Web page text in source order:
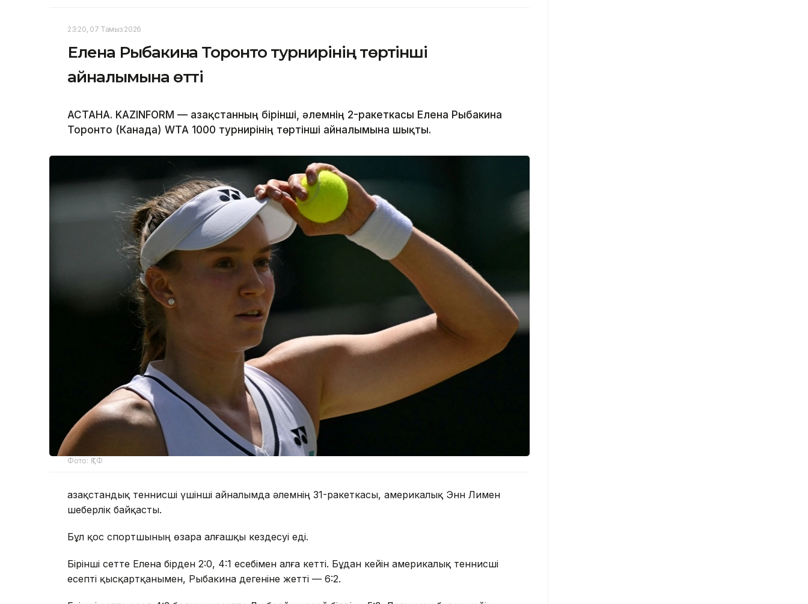
23:20, 07 Тамыз 2026
Елена Рыбакина Торонто турнирінің төртінші
айналымына өтті
АСТАНА. KAZINFORM — Қазақстанның бірінші, әлемнің 2-ракеткасы Елена Рыбакина
Торонто (Канада) WTA 1000 турнирінің төртінші айналымына шықты.
Фото: ҚТФ
Қазақстандық теннисші үшінші айналымда әлемнің 31-ракеткасы, америкалық Энн Лимен
шеберлік байқасты.
Бұл қос спортшының өзара алғашқы кездесуі еді.
Бірінші сетте Елена бірден 2:0, 4:1 есебімен алға кетті. Бұдан кейін америкалық теннисші
есепті қысқартқанымен, Рыбакина дегеніне жетті — 6:2.